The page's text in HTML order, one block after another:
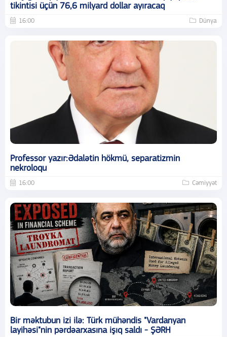
tikintisi üçün 76,6 milyard dollar ayıracaq
16:00 Dünya
Professor yazır:Ədalətin hökmü, separatizmin
nekroloqu
16:00 Cəmiyyət
Bir məktubun izi ilə: Türk mühəndis "Vardanyan
layihəsi"nin pərdəarxasına işıq saldı - ŞƏRH